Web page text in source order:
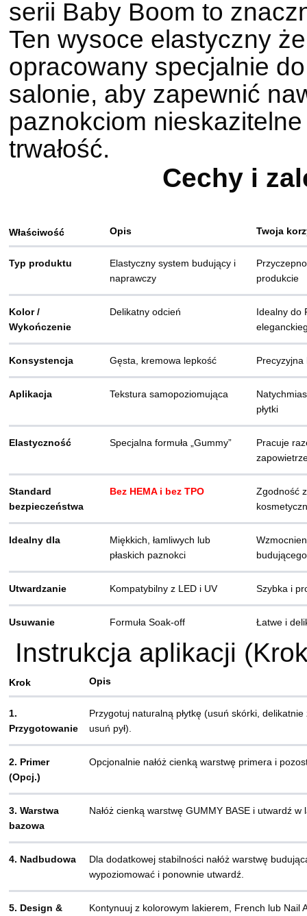
serii Baby Boom to
Ten wysoce elastyczny
opracowany specjalnie
salonie, aby zapewnić
paznokciom
trwałość.
Cechy i
Właściwość Opis Twoja
Typ produktu
Elastyczny system budujący i
naprawczy
produkcie
Kolor /
Wykończenie
Delikatny odcień
Idealny do
Konsystencja Gęsta, kremowa lepkość Precyzyjna
Aplikacja Tekstura samopoziomująca
płytki
Elastyczność Specjalna formuła „Gummy”
Pracuje
Standard
bezpieczeństwa
Bez HEMA i bez TPO
Zgodność
Idealny dla
Miękkich, łamliwych lub
płaskich paznokci
budującego
Utwardzanie Kompatybilny z LED i UV Szybka i
Usuwanie Formuła Soak-off Łatwe i
Instrukcja aplikacji
Krok Opis
1.
Przygotowanie
Przygotuj naturalną płytkę (usuń skórki,
usuń pył).
2. Primer
(Opcj.)
Opcjonalnie nałóż cienką warstwę primera i
3. Warstwa
bazowa
Nałóż cienką warstwę GUMMY BASE i utwardź w
4. Nadbudowa
Dla dodatkowej stabilności nałóż warstwę
wypoziomować i ponownie utwardź.
5. Design &
Kontynuuj z kolorowym lakierem, French lub Nail